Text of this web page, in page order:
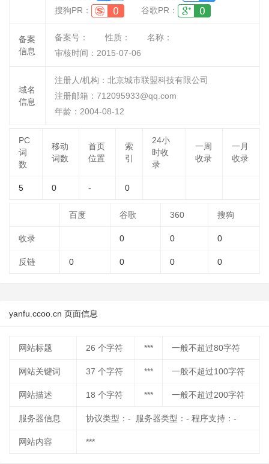
搜狗PR：
谷歌PR：
备案
信息
备案号： 性质：
名称：
审核时间： 2015-07-06
域名
信息
注册人/机构：北京城市联盟科技有限公司
注册邮箱：712095933@qq.com
年龄：2004-08-12
PC
词
数
移动
词数
首页
位置
索
引
24小
时收
录
一周
收录
一月
收录
5 0 - 0
百度 谷歌 360 搜狗
收录 0 0 0
反链 0 0 0 0
yanfu.ccoo.cn 页面信息
网站标题 26 个字符 *** 一般不超过80字符
网站关键词 37 个字符 *** 一般不超过100字符
网站描述 18 个字符 *** 一般不超过200字符
服务器信息 协议类型：- 服务器类型：- 程序支持：-
网站内容 ***